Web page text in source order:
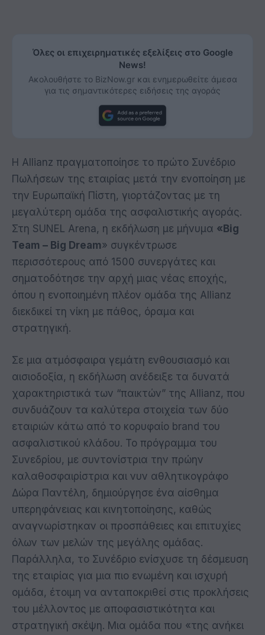
Όλες οι επιχειρηματικές εξελίξεις στο Google
News!
Ακολουθήστε το BizNow.gr και ενημερωθείτε άμεσα
για τις σημαντικότερες ειδήσεις της αγοράς
Η Allianz πραγματοποίησε το πρώτο Συνέδριο
Πωλήσεων της εταιρίας μετά την ενοποίηση με
την Ευρωπαϊκή Πίστη, γιορτάζοντας με τη
μεγαλύτερη ομάδα της ασφαλιστικής αγοράς.
Στη SUNEL Arena, η εκδήλωση με μήνυμα «Big
Team – Big Dream» συγκέντρωσε
περισσότερους από 1500 συνεργάτες και
σηματοδότησε την αρχή μιας νέας εποχής,
όπου η ενοποιημένη πλέον ομάδα της Allianz
διεκδικεί τη νίκη με πάθος, όραμα και
στρατηγική.
Σε μια ατμόσφαιρα γεμάτη ενθουσιασμό και
αισιοδοξία, η εκδήλωση ανέδειξε τα δυνατά
χαρακτηριστικά των “παικτών” της Allianz, που
συνδυάζουν τα καλύτερα στοιχεία των δύο
εταιριών κάτω από το κορυφαίο brand του
ασφαλιστικού κλάδου. Το πρόγραμμα του
Συνεδρίου, με συντονίστρια την πρώην
καλαθοσφαιρίστρια και νυν αθλητικογράφο
Δώρα Παντέλη, δημιούργησε ένα αίσθημα
υπερηφάνειας και κινητοποίησης, καθώς
αναγνωρίστηκαν οι προσπάθειες και επιτυχίες
όλων των μελών της μεγάλης ομάδας.
Παράλληλα, το Συνέδριο ενίσχυσε τη δέσμευση
της εταιρίας για μια πιο ενωμένη και ισχυρή
ομάδα, έτοιμη να ανταποκριθεί στις προκλήσεις
του μέλλοντος με αποφασιστικότητα και
στρατηγική σκέψη. Μια ομάδα που «της ανήκει